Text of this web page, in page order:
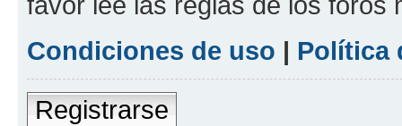
Condiciones de uso | Política
Registrarse